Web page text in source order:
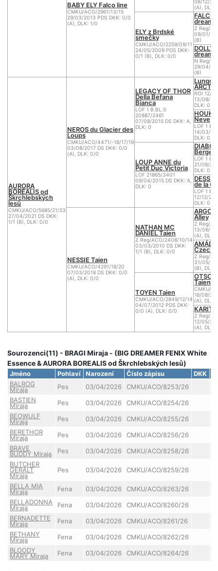
BABY ELY Falco line
CMKU/ACO/2961/13/15
29/03/2013 PDS DKK: 0/0
(A), DLK: 1/0
08/12/
(A), DLK:
ELY z Brdské
smečky
CMKU/ACO/2259/09/11
24/05/2009 PDS DKK:
0/1 (B), DLK: 0/0
FALCO
dream
Z Reg/
09/01/
(B)
DOLLY
dream
N Reg/
29/04/
(B)
AURORA
BOREALIS od
Škrchlebských
lesů
CMKU/ACO/5685/21/23
27/04/2021 DS DKK:
1/1 (B), DLK: 0/0
NEROS du Glacier des
Loups
CMKU/ACO/4471/-18/17/19
03/08/2017 DS DKK: 0/0
(A), DLK: 0/0
LEGACY OF THOR
Della Befana
Bianca
LOF 1 B.BL.S
20887/2461
07/08/2015 DS DKK: A,
DLK: 0
ROI 12/
13/08/
DLK: 0
Neve
LOF 1
14/03/
DLK: 0
LOUP ANNE du
Petit Duc Victoria
LOF 21865/3401
09/04/2015 DS DKK: A,
DLK: 0
Berger
LOF 1
21/08/
DLK: 0
de la
LOF 1
12/12/
DLK: 0
NESSIE Taien
CMKU/ACO/4291/18/20
07/03/2018 DS DKK: 0/0
(A), DLK: 0/0
NATHAN MC
DANIEL Taien
Z Reg/ACO/2408/10/14
03/03/2010 DS DKK:
1/1 (B), DLK: 0/0
ARGO
Alley
Z Reg/
13/06/
(A), DLK:
Czech
Z Reg/
31/05/
(B), DLK:
TOYEN Taien
CMKU/ACO/2849/12/14
04/07/2012 PDS DKK:
0/0 (A), DLK: 0/0
Taien
CMKU/
18/08/
(A), DLK:
Z Reg/
12/05/
(A), DLK:
Sourozenci(11) - BRAGI Miraja - (BIG DREAMER FENIX White
Essence & AURORA BOREALIS od Škrchlebských lesů)
Jméno Pohlaví Narození Číslo zápisu DKK
BALROG
Miraja Pes 03/04/2026
CMKU/ACO/8253/26
BASTIEN
Miraja Pes 03/04/2026
CMKU/ACO/8254/26
BEOWULF
Miraja Pes 03/04/2026
CMKU/ACO/8255/26
BERETHOR
Miraja Pes 03/04/2026
CMKU/ACO/8256/26
BRAVE
BUDDY Miraja Pes 03/04/2026
CMKU/ACO/8258/26
BUTCHER
GERALT
Miraja
Pes 03/04/2026 CMKU/ACO/8259/26
BELLA MIA
Miraja Fena 03/04/2026
CMKU/ACO/8263/26
BELLADONNA
Miraja Fena 03/04/2026
CMKU/ACO/8260/26
BERNADETTE
Miraja Fena 03/04/2026
CMKU/ACO/8261/26
BETHANY
Miraja Fena 03/04/2026
CMKU/ACO/8262/26
BLOODY
MARY Miraja Fena 03/04/2026 CMKU/ACO/8264/26